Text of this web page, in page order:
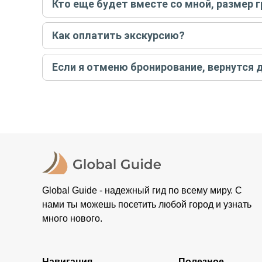
вас об отмене, а мы вернем предоплату на карту. Во
Кто еще будет вместе со мной, размер
Если экскурсия индивидуальная, гид проведет
условий конкретной экскурсии.
Как оплатить экскурсию?
Создайте заказ на удобную дату и время, и
контакты организатора и точное место встречи.
Если я отменю бронирование, вернутся
Global Guide - надежный гид по всему миру. С
нами ты можешь посетить любой город и узнать
много нового.